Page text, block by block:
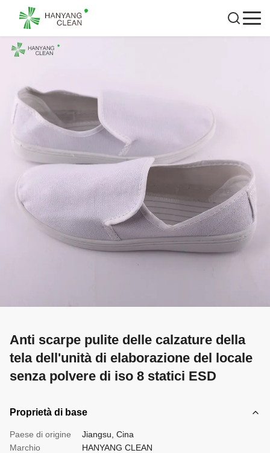
Anti scarpe pulite delle calzature della
tela dell'unità di elaborazione del locale
senza polvere di iso 8 statici ESD
Proprietà di base
Paese di origine
Jiangsu, Cina
Marchio
HANYANG CLEAN